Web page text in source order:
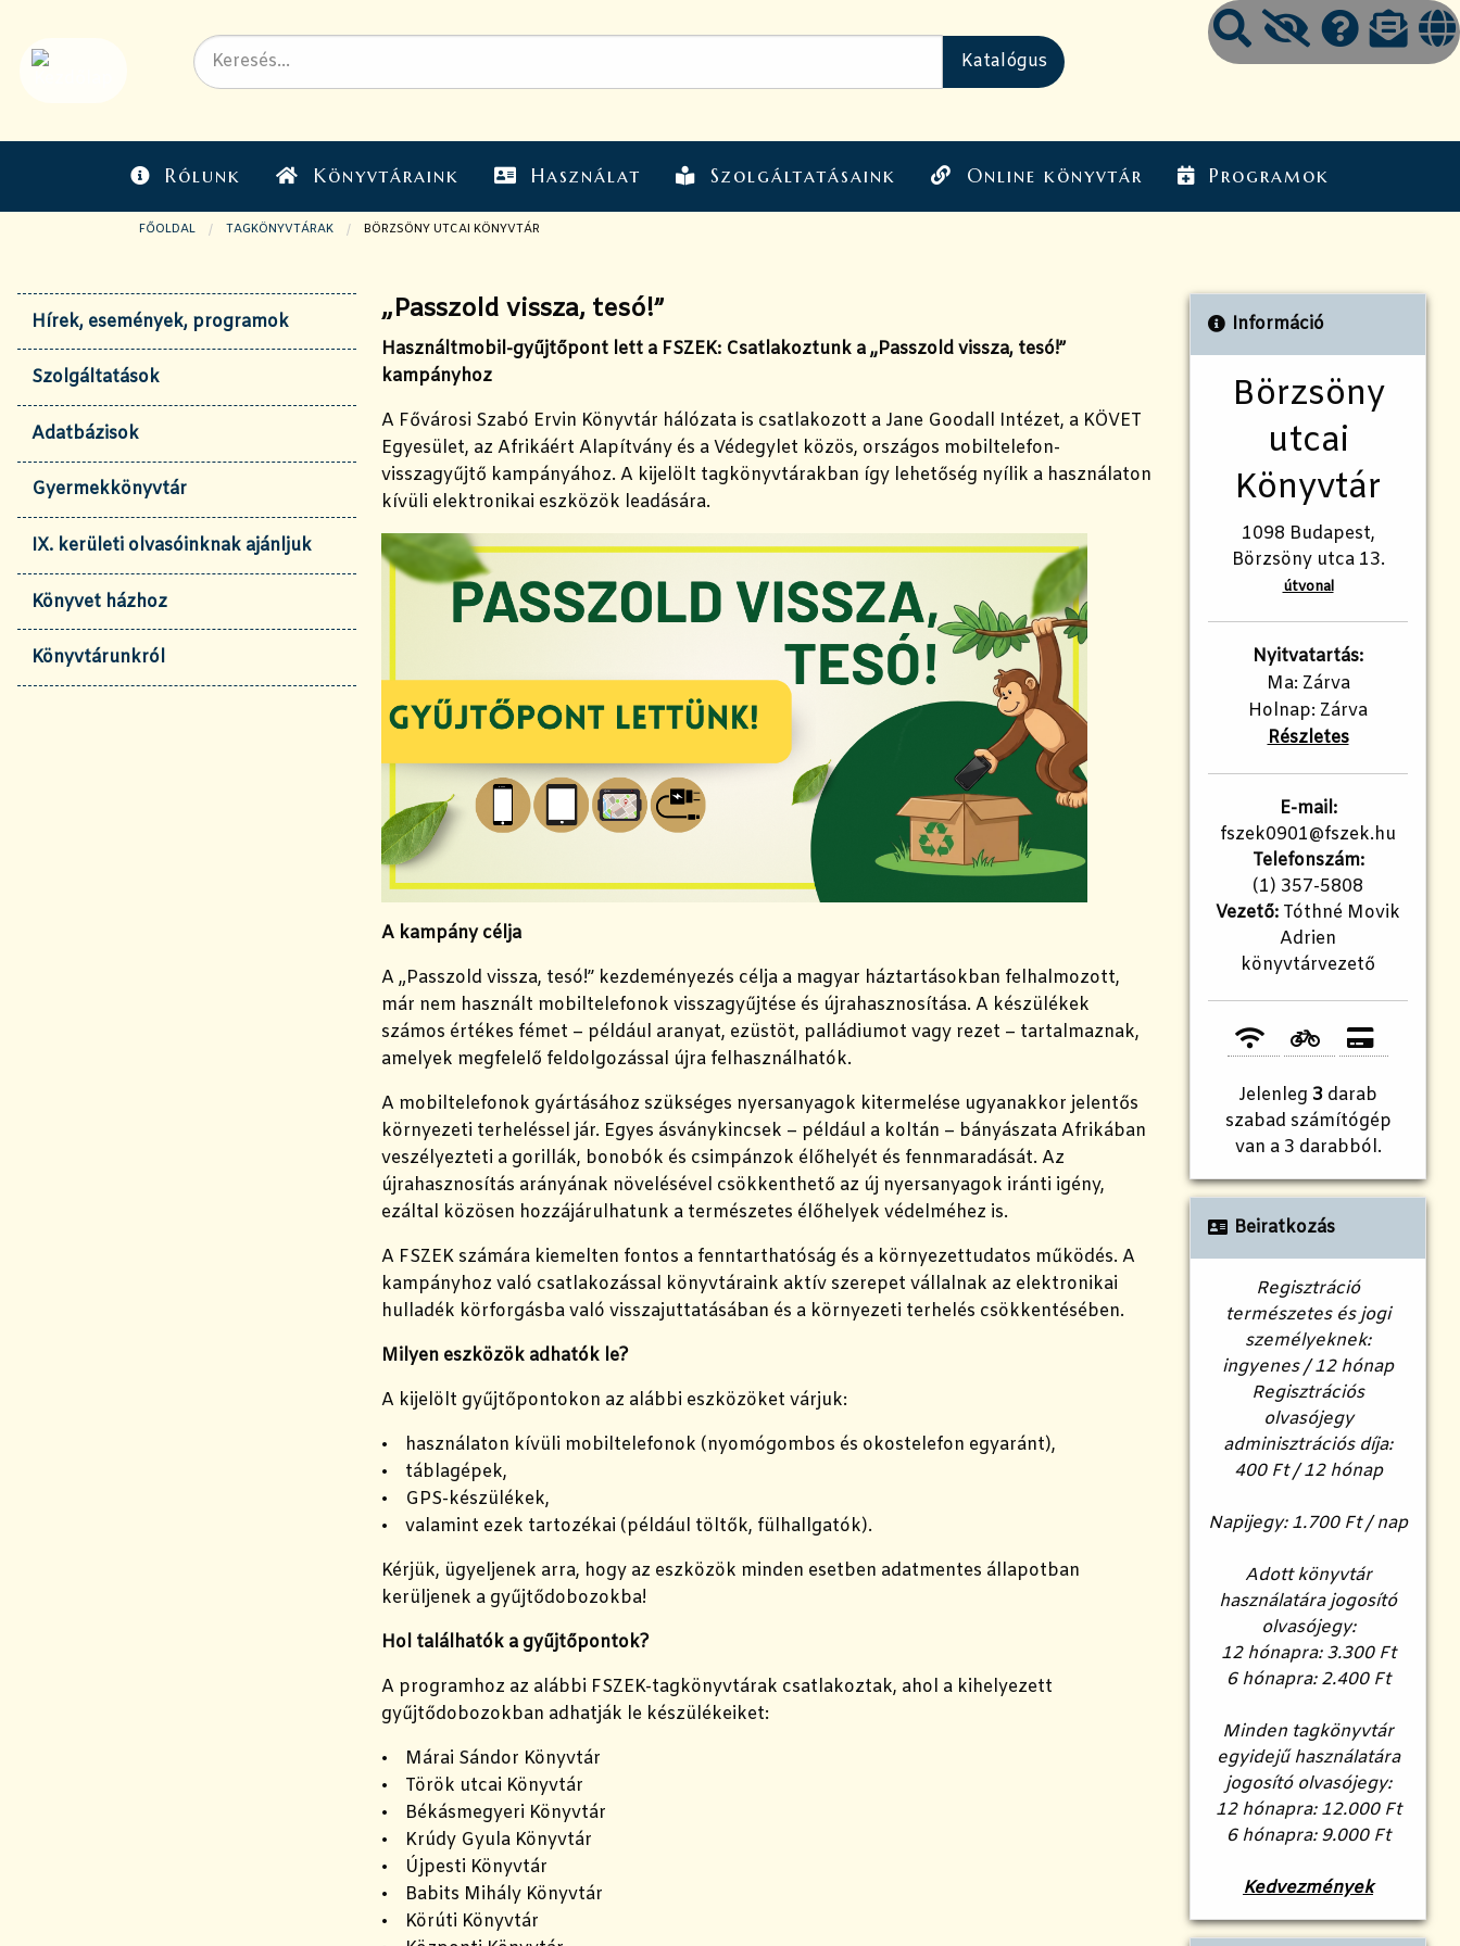
Rólunk Könyvtáraink Használat Szolgáltatásaink Online könyvtár Programok
FŐOLDAL TAGKÖNYVTÁRAK JELENLEGI OLDAL:
BÖRZSÖNY UTCAI KÖNYVTÁR
Hírek, események, programok
Szolgáltatások
Adatbázisok
Gyermekkönyvtár
IX. kerületi olvasóinknak ajánljuk
Könyvet házhoz
Könyvtárunkról
„Passzold vissza, tesó!”
Használtmobil-gyűjtőpont lett a FSZEK: Csatlakoztunk a „Passzold vissza, tesó!”
kampányhoz
A Fővárosi Szabó Ervin Könyvtár hálózata is csatlakozott a Jane Goodall Intézet, a KÖVET
Egyesület, az Afrikáért Alapítvány és a Védegylet közös, országos mobiltelefon-
visszagyűjtő kampányához. A kijelölt tagkönyvtárakban így lehetőség nyílik a használaton
kívüli elektronikai eszközök leadására.
A kampány célja
A „Passzold vissza, tesó!” kezdeményezés célja a magyar háztartásokban felhalmozott,
már nem használt mobiltelefonok visszagyűjtése és újrahasznosítása. A készülékek
számos értékes fémet – például aranyat, ezüstöt, palládiumot vagy rezet – tartalmaznak,
amelyek megfelelő feldolgozással újra felhasználhatók.
A mobiltelefonok gyártásához szükséges nyersanyagok kitermelése ugyanakkor jelentős
környezeti terheléssel jár. Egyes ásványkincsek – például a koltán – bányászata Afrikában
veszélyezteti a gorillák, bonobók és csimpánzok élőhelyét és fennmaradását. Az
újrahasznosítás arányának növelésével csökkenthető az új nyersanyagok iránti igény,
ezáltal közösen hozzájárulhatunk a természetes élőhelyek védelméhez is.
A FSZEK számára kiemelten fontos a fenntarthatóság és a környezettudatos működés. A
kampányhoz való csatlakozással könyvtáraink aktív szerepet vállalnak az elektronikai
hulladék körforgásba való visszajuttatásában és a környezeti terhelés csökkentésében.
Milyen eszközök adhatók le?
A kijelölt gyűjtőpontokon az alábbi eszközöket várjuk:
• használaton kívüli mobiltelefonok (nyomógombos és okostelefon egyaránt),
• táblagépek,
• GPS-készülékek,
• valamint ezek tartozékai (például töltők, fülhallgatók).
Kérjük, ügyeljenek arra, hogy az eszközök minden esetben adatmentes állapotban
kerüljenek a gyűjtődobozokba!
Hol találhatók a gyűjtőpontok?
A programhoz az alábbi FSZEK-tagkönyvtárak csatlakoztak, ahol a kihelyezett
gyűjtődobozokban adhatják le készülékeiket:
• Márai Sándor Könyvtár
• Török utcai Könyvtár
• Békásmegyeri Könyvtár
• Krúdy Gyula Könyvtár
• Újpesti Könyvtár
• Babits Mihály Könyvtár
• Körúti Könyvtár
Információ
Börzsöny
utcai
Könyvtár
1098 Budapest,
Börzsöny utca 13.
útvonal
Nyitvatartás:
Ma: Zárva
Holnap: Zárva
Részletes
E-mail:
fszek0901@fszek.hu
Telefonszám:
(1) 357-5808
Vezető: Tóthné Movik
Adrien
könyvtárvezető
Jelenleg 3 darab
szabad számítógép
van a 3 darabból.
Beiratkozás
Regisztráció
természetes és jogi
személyeknek:
ingyenes / 12 hónap
Regisztrációs
olvasójegy
adminisztrációs díja:
400 Ft / 12 hónap
Napijegy: 1.700 Ft / nap
Adott könyvtár
használatára jogosító
olvasójegy:
12 hónapra: 3.300 Ft
6 hónapra: 2.400 Ft
Minden tagkönyvtár
egyidejű használatára
jogosító olvasójegy:
12 hónapra: 12.000 Ft
6 hónapra: 9.000 Ft
Kedvezmények